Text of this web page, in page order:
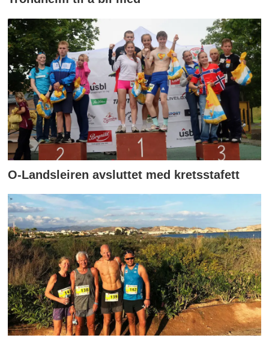
O-Landsleiren avsluttet med kretsstafett